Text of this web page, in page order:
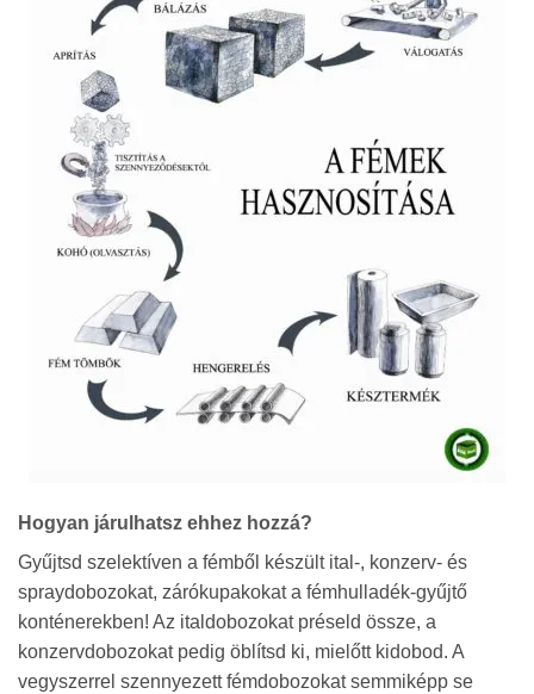
Hogyan járulhatsz ehhez hozzá?
Gyűjtsd szelektíven a fémből készült ital-, konzerv- és
spraydobozokat, zárókupakokat a fémhulladék-gyűjtő
konténerekben! Az italdobozokat préseld össze, a
konzervdobozokat pedig öblítsd ki, mielőtt kidobod. A
vegyszerrel szennyezett fémdobozokat semmiképp se